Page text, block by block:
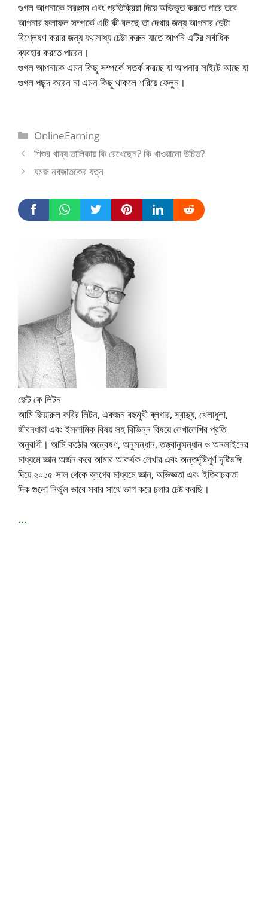
গুগল আপনাকে সরঞ্জাম এবং প্রতিক্রিয়া দিয়ে অভিভূত করতে পারে তবে
আপনার ফলাফল সম্পর্কে এটি কী বলছে তা দেখার জন্য আপনার ডেটা
বিশ্লেষণ করার জন্য যথাসাধ্য চেষ্টা করুন যাতে আপনি এটির সর্বাধিক
ব্যবহার করতে পারেন।
গুগল আপনাকে এমন কিছু সম্পর্কে সতর্ক করছে যা আপনার সাইটে আছে যা
গুগল পছন্দ করেন না এমন কিছু থাকলে শরিয়ে ফেলুন।
Categories
OnlineEarning
শিশুর খাদ্য তালিকায় কি রেখেছেন? কি খাওয়ানো উচিত?
যমজ নবজাতকের যত্ন
জেট কে লিটন
আমি জিয়ারুল কবির লিটন, একজন বহুমুখী ব্লগার, স্বাস্থ্য, খেলাধুলা,
জীবনধারা এবং ইসলামিক বিষয় সহ বিভিন্ন বিষয়ে লেখালেখির প্রতি
অনুরাগী। আমি কঠোর অন্বেষণ, অনুসন্ধান, তত্ত্বানুসন্ধান ও অনলাইনের
মাধ্যমে জ্ঞান অর্জন করে আমার আকর্ষক লেখার এবং অন্তর্দৃষ্টিপূর্ণ দৃষ্টিভঙ্গি
দিয়ে ২০১৫ সাল থেকে ব্লগের মাধ্যমে জ্ঞান, অভিজ্ঞতা এবং ইতিবাচকতা
দিক গুলো নির্ভুল ভাবে সবার সাথে ভাগ করে চলার চেষ্ট করছি।
...